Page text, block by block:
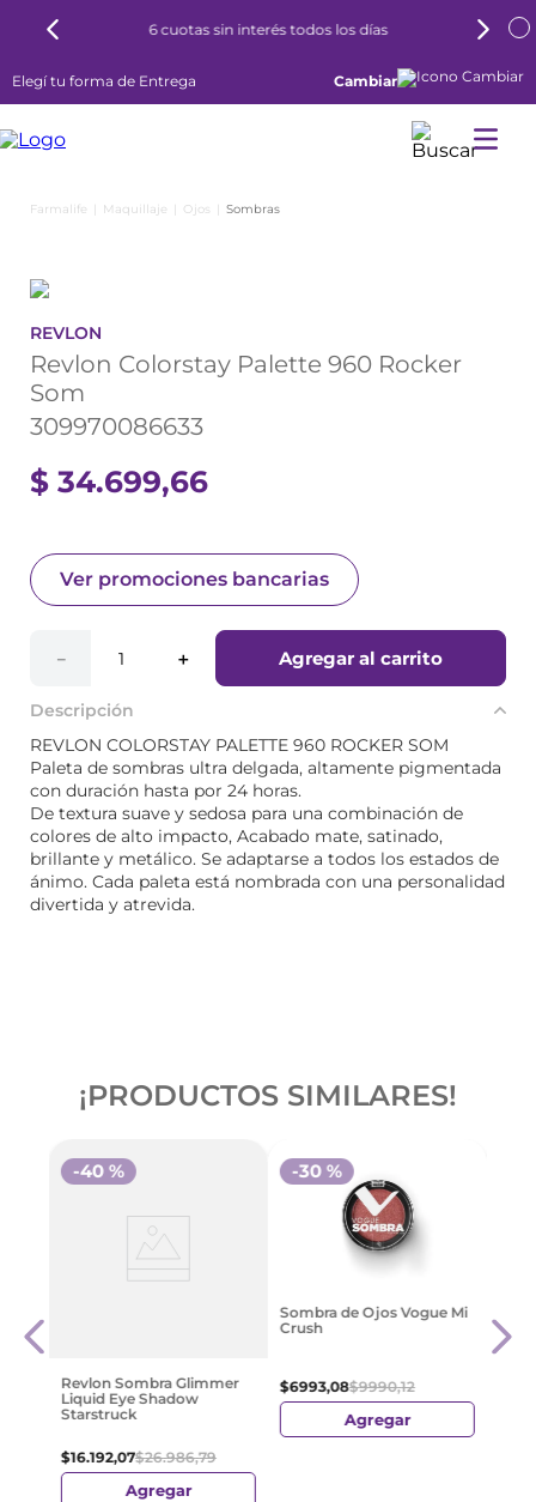
6 cuotas sin interés todos los días
Elegí tu forma de Entrega Cambiar
Maquillaje Ojos Sombras
REVLON
Revlon Colorstay Palette 960 Rocker
Som
309970086633
$ 34.699,66
Ver promociones bancarias
＋
－ Agregar al carrito
Descripción
REVLON COLORSTAY PALETTE 960 ROCKER SOM
Paleta de sombras ultra delgada, altamente pigmentada
con duración hasta por 24 horas.
De textura suave y sedosa para una combinación de
colores de alto impacto, Acabado mate, satinado,
brillante y metálico. Se adaptarse a todos los estados de
ánimo. Cada paleta está nombrada con una personalidad
divertida y atrevida.
¡PRODUCTOS SIMILARES!
Revlon Sombra Glimmer
Liquid Eye Shadow
Starstruck
$16.192,07$26.986,79
-40 %
Agregar
Sombra de Ojos Vogue Mi
Crush
$6993,08$9990,12
-30 %
Agregar